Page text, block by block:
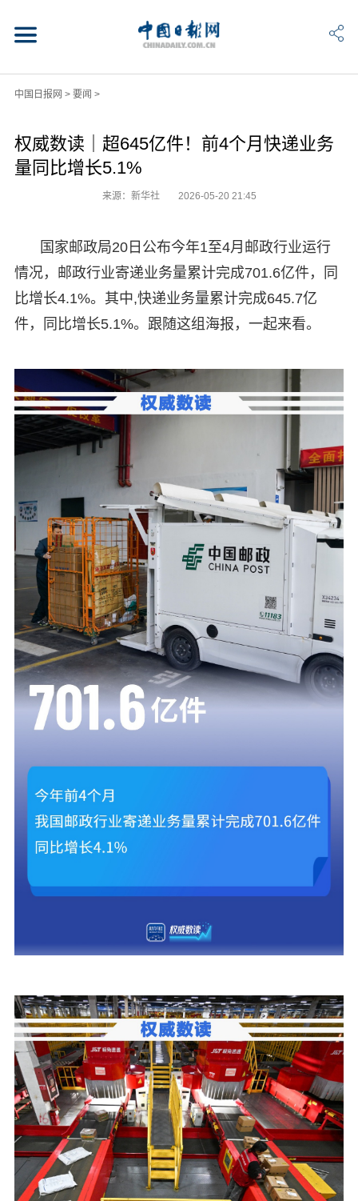
中国日报网 > 要闻 >
权威数读｜超645亿件！前4个月快递业务
量同比增长5.1%
来源：新华社 2026-05-20 21:45
国家邮政局20日公布今年1至4月邮政行业运行
情况，邮政行业寄递业务量累计完成701.6亿件，同
比增长4.1%。其中,快递业务量累计完成645.7亿
件，同比增长5.1%。跟随这组海报，一起来看。